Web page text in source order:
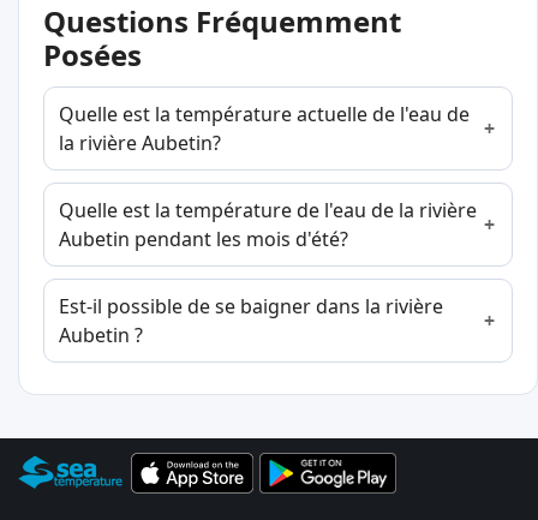
Questions Fréquemment
Posées
Quelle est la température actuelle de l'eau de
la rivière Aubetin?
Quelle est la température de l'eau de la rivière
Aubetin pendant les mois d'été?
Est-il possible de se baigner dans la rivière
Aubetin ?